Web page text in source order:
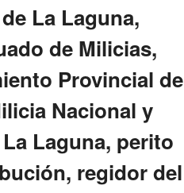
La Laguna,
de Milicias,
Provincial de
Nacional y
Laguna, perito
regidor del